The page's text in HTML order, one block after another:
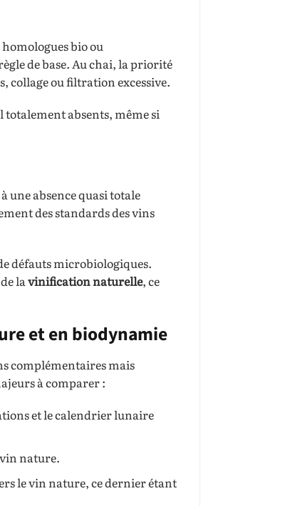
bio ou
de base. Au chai, la priorité
collage ou filtration excessive.
totalement absents, même si
une absence quasi totale
des standards des vins
défauts microbiologiques.
lavinification naturelle, ce
et en biodynamie
complémentaires mais
à comparer :
et le calendrier lunaire
nature.
le vin nature, ce dernier étant